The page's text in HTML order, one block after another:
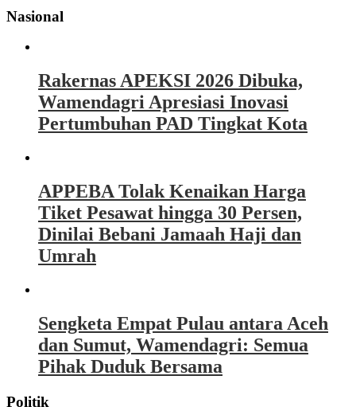
Nasional
Rakernas APEKSI 2026 Dibuka,
Wamendagri Apresiasi Inovasi
Pertumbuhan PAD Tingkat Kota
APPEBA Tolak Kenaikan Harga
Tiket Pesawat hingga 30 Persen,
Dinilai Bebani Jamaah Haji dan
Umrah
Sengketa Empat Pulau antara Aceh
dan Sumut, Wamendagri: Semua
Pihak Duduk Bersama
Politik